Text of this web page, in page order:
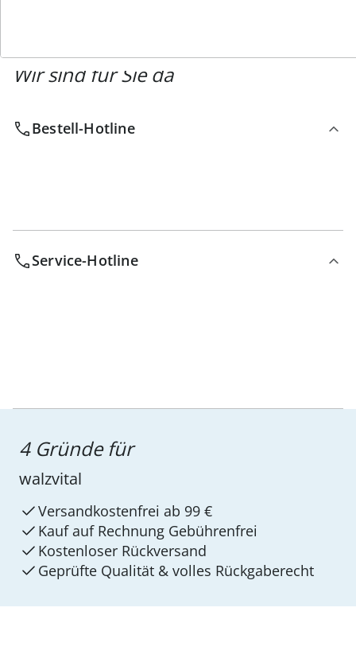
Wir sind für Sie da
Bestell-Hotline
Service-Hotline
4 Gründe für
walzvital
Versandkostenfrei ab 99 €
Kauf auf Rechnung Gebührenfrei
Kostenloser Rückversand
Geprüfte Qualität & volles Rückgaberecht